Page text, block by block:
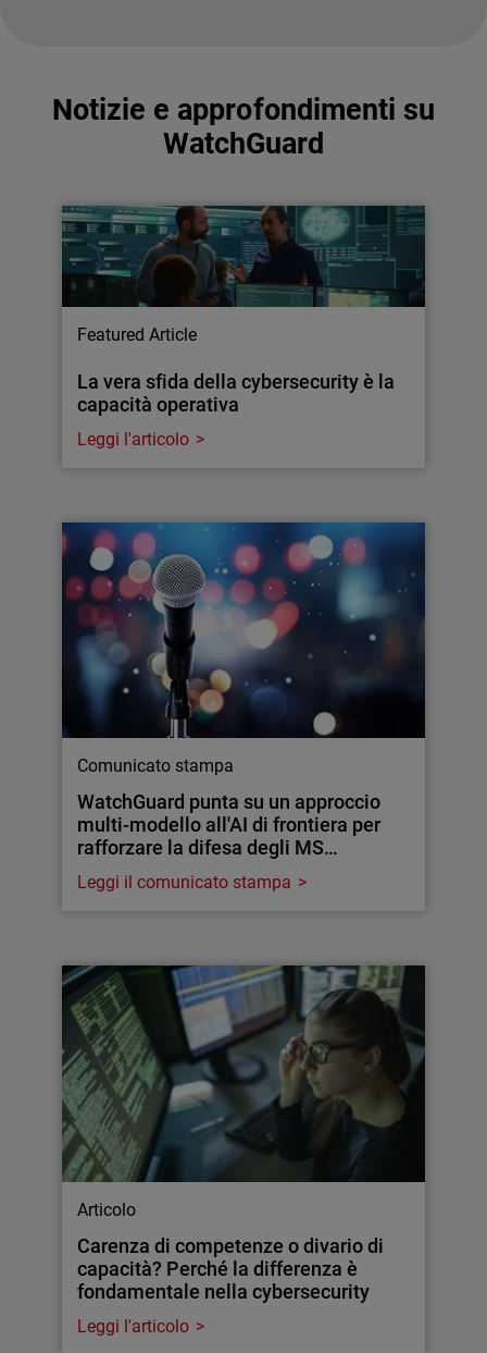
Notizie e approfondimenti su
WatchGuard
Featured Article
La vera sfida della cybersecurity è la
capacità operativa
Leggi l'articolo
Comunicato stampa
WatchGuard punta su un approccio
multi-modello all'AI di frontiera per
rafforzare la difesa degli MS…
Leggi il comunicato stampa
Articolo
Carenza di competenze o divario di
capacità? Perché la differenza è
fondamentale nella cybersecurity
Leggi l'articolo